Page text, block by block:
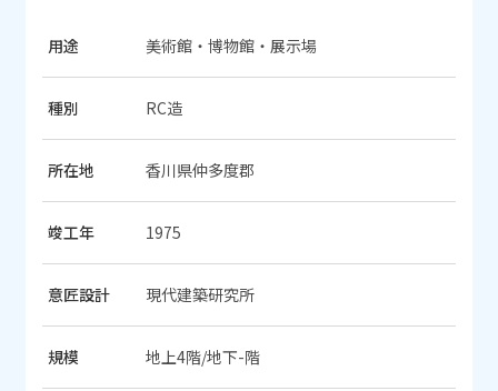
用途 美術館・博物館・展示場
種別 RC造
所在地 香川県仲多度郡
竣工年 1975
意匠設計 現代建築研究所
規模 地上4階/地下-階